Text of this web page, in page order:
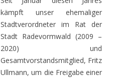
kämpft unser ehemaliger
Stadtverordneter im Rat der
Stadt Radevormwald (2009 –
2020) und
Gesamtvorstandsmitglied, Fritz
Ullmann, um die Freigabe einer